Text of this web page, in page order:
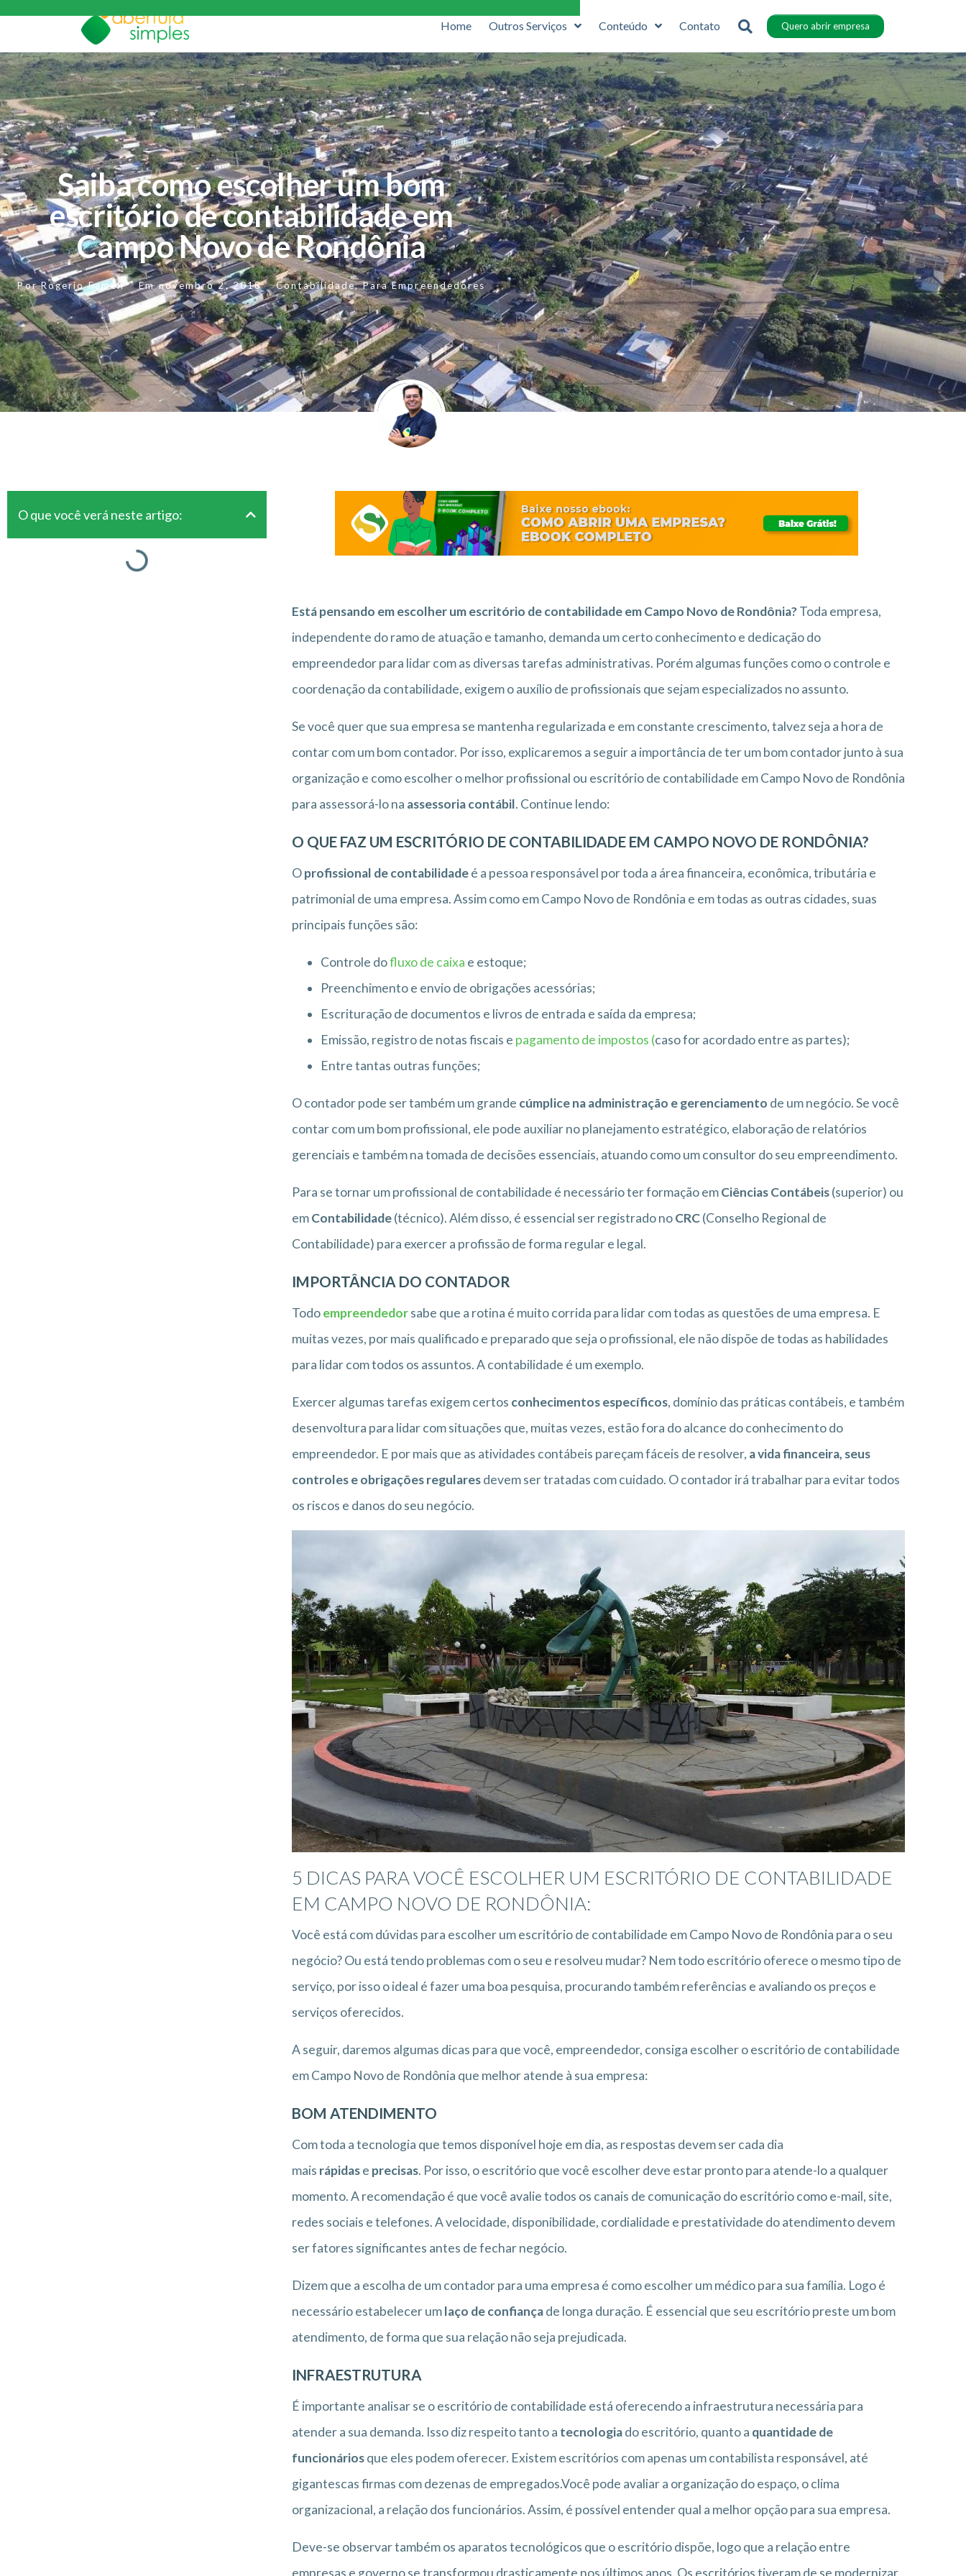
Home Outros Serviços Conteúdo Contato Quero abrir empresa
Saiba como escolher um bom
escritório de contabilidade em
Campo Novo de Rondônia
PorRogerio Fameli Em novembro 2, 2018 Contabilidade,Para Empreendedores
O que você verá neste artigo:
Está pensando em escolher um escritório de contabilidade em Campo Novo de Rondônia?Toda empresa,
independente do ramo de atuação e tamanho, demanda um certo conhecimento e dedicação do
empreendedor para lidar com as diversas tarefas administrativas. Porém algumas funções como o controle e
coordenação da contabilidade, exigem o auxílio de profissionais que sejam especializados no assunto.
Se você quer que sua empresa se mantenha regularizada e em constante crescimento, talvez seja a hora de
contar com um bom contador. Por isso, explicaremos a seguir a importância de ter um bom contador junto à sua
organização e como escolher o melhor profissional ou escritório de contabilidade em Campo Novo de Rondônia
para assessorá-lo na assessoria contábil. Continue lendo:
O QUE FAZ UM ESCRITÓRIO DE CONTABILIDADE EM CAMPO NOVO DE RONDÔNIA?
Oprofissional de contabilidadeé a pessoa responsável por toda a área financeira, econômica, tributária e
patrimonial de uma empresa. Assim como em Campo Novo de Rondônia e em todas as outras cidades, suas
principais funções são:
Controle dofluxo de caixa e estoque;
Preenchimento e envio de obrigações acessórias;
Escrituração de documentos e livros de entrada e saída da empresa;
Emissão, registro de notas fiscais e pagamento de impostos (caso for acordado entre as partes);
Entre tantas outras funções;
O contador pode ser também um grande cúmplice na administração e gerenciamento de um negócio. Se você
contar com um bom profissional, ele pode auxiliar no planejamento estratégico, elaboração de relatórios
gerenciais e também na tomada de decisões essenciais, atuando como um consultor do seu empreendimento.
Para se tornar um profissional de contabilidade é necessário ter formação emCiências Contábeis(superior) ou
emContabilidade(técnico). Além disso, é essencial ser registrado noCRC(Conselho Regional de
Contabilidade) para exercer a profissão de forma regular e legal.
IMPORTÂNCIA DO CONTADOR
Todoempreendedorsabe que a rotina é muito corrida para lidar com todas as questões de uma empresa. E
muitas vezes, por mais qualificado e preparado que seja o profissional, ele não dispõe de todas as habilidades
para lidar com todos os assuntos. A contabilidade é um exemplo.
Exercer algumas tarefas exigem certos conhecimentos específicos, domínio das práticas contábeis, e também
desenvoltura para lidar com situações que, muitas vezes, estão fora do alcance do conhecimento do
empreendedor. E por mais que as atividades contábeis pareçam fáceis de resolver, a vida financeira, seus
controles e obrigações regularesdevem ser tratadas com cuidado. O contador irá trabalhar para evitar todos
os riscos e danos do seu negócio.
5 DICAS PARA VOCÊ ESCOLHER UM ESCRITÓRIO DE CONTABILIDADE
EM CAMPO NOVO DE RONDÔNIA:
Você está com dúvidas para escolher um escritório de contabilidade em Campo Novo de Rondônia para o seu
negócio? Ou está tendo problemas com o seu e resolveu mudar? Nem todo escritório oferece o mesmo tipo de
serviço, por isso o ideal é fazer uma boa pesquisa, procurando também referências e avaliando os preços e
serviços oferecidos.
A seguir, daremos algumas dicas para que você, empreendedor, consiga escolher o escritório de contabilidade
em Campo Novo de Rondônia que melhor atende à sua empresa:
BOM ATENDIMENTO
Com toda a tecnologia que temos disponível hoje em dia, as respostas devem ser cada dia
mais rápidase precisas. Por isso, o escritório que você escolher deve estar pronto para atende-lo a qualquer
momento. A recomendação é que você avalie todos os canais de comunicação do escritório como e-mail, site,
redes sociais e telefones. A velocidade, disponibilidade, cordialidade e prestatividade do atendimento devem
ser fatores significantes antes de fechar negócio.
Dizem que a escolha de um contador para uma empresa é como escolher um médico para sua família. Logo é
necessário estabelecer umlaço de confiançade longa duração. É essencial que seu escritório preste um bom
atendimento, de forma que sua relação não seja prejudicada.
INFRAESTRUTURA
É importante analisar se o escritório de contabilidade está oferecendo a infraestrutura necessária para
atender a sua demanda. Isso diz respeito tanto a tecnologiado escritório, quanto a quantidade de
funcionáriosque eles podem oferecer. Existem escritórios com apenas um contabilista responsável, até
gigantescas firmas com dezenas de empregados.Você pode avaliar a organização do espaço, o clima
organizacional, a relação dos funcionários. Assim, é possível entender qual a melhor opção para sua empresa.
Deve-se observar também os aparatos tecnológicos que o escritório dispõe, logo que a relação entre